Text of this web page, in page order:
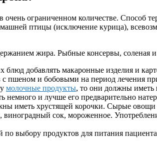
ограниченном количестве. Способ
птицы (исключение курица),
жира. Рыбные консервы, соленая
добавлять макаронные изделия и
и бобовыми на период лечения
молочные продукты, то они должны иметь
и лучше его предварительно
иметь хрустящей корочки. Сырые
сок, мороженное.
по выбору продуктов для питания